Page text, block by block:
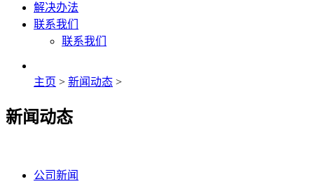
解决办法
联系我们
联系我们
主页 > 新闻动态 >
新闻动态
公司新闻